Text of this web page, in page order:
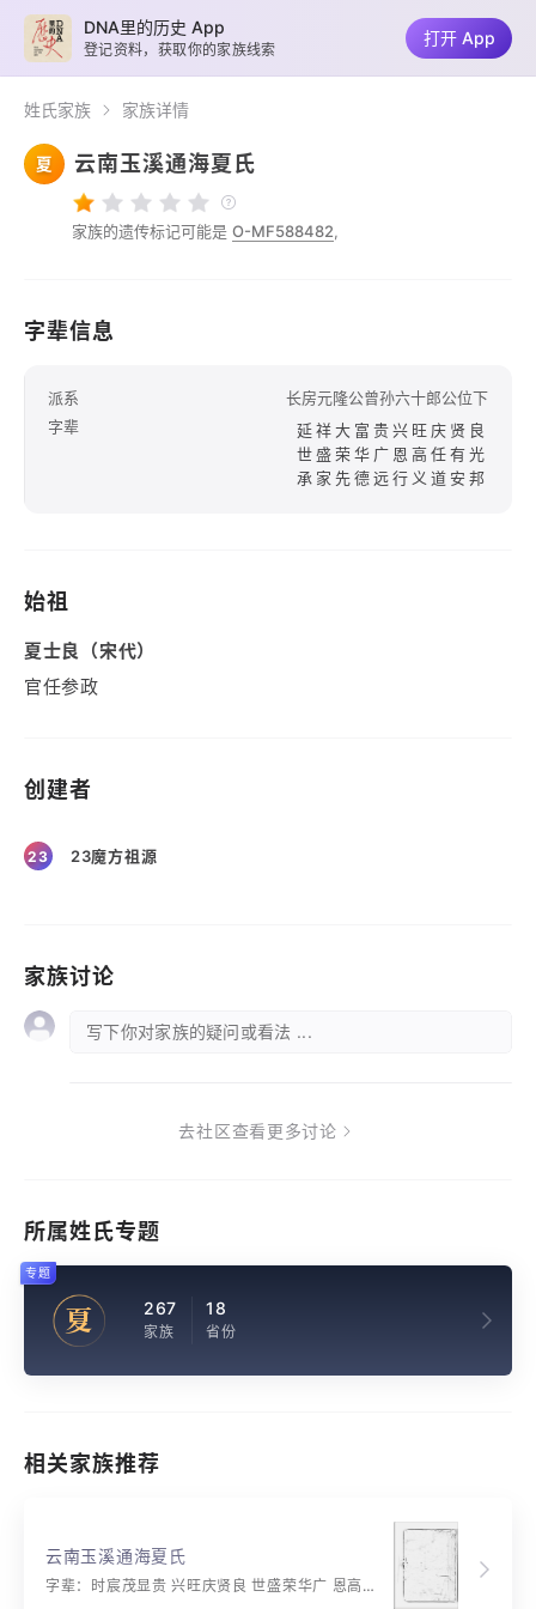
姓氏家族 家族详情
夏 云南玉溪通海夏氏
家族的遗传标记可能是 O-MF588482,
字辈信息
派系
长房元隆公曾孙六十郎公位下
字辈
延祥大富贵兴旺庆贤良
世盛荣华广恩高任有光
承家先德远行义道安邦
始祖
夏士良（宋代）
官任参政
创建者
23 23魔方祖源
家族讨论
写下你对家族的疑问或看法 ...
去社区查看更多讨论
所属姓氏专题
夏 267
家族
18
省份
专题
相关家族推荐
云南玉溪通海夏氏
字辈：时宸茂显贵 兴旺庆贤良 世盛荣华广 恩高任有光 承家先德远 行义道安邦
DNA里的历史 App
登记资料，获取你的家族线索
打开 App